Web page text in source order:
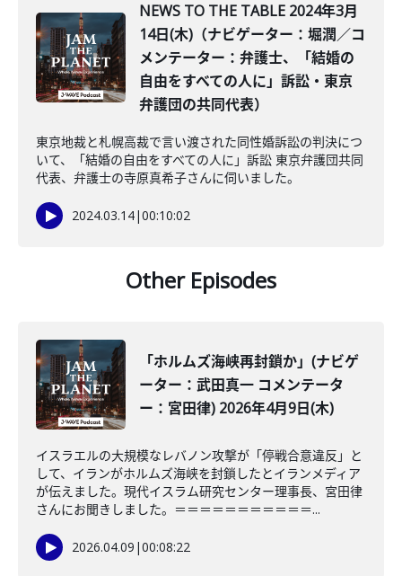
NEWS TO THE TABLE 2024年3月
14日(木)（ナビゲーター：堀潤／コ
メンテーター：弁護士、「結婚の
自由をすべての人に」訴訟・東京
弁護団の共同代表）
東京地裁と札幌高裁で言い渡された同性婚訴訟の判決につ
いて、「結婚の自由をすべての人に」訴訟 東京弁護団共同
代表、弁護士の寺原真希子さんに伺いました。
2024.03.14|00:10:02
Other Episodes
「ホルムズ海峡再封鎖か」(ナビゲ
ーター：武田真一 コメンテータ
ー：宮田律) 2026年4月9日(木)
イスラエルの大規模なレバノン攻撃が「停戦合意違反」と
して、イランがホルムズ海峡を封鎖したとイランメディア
が伝えました。現代イスラム研究センター理事長、宮田律
さんにお聞きしました。＝＝＝＝＝＝＝＝＝＝＝...
2026.04.09 |00:08:22